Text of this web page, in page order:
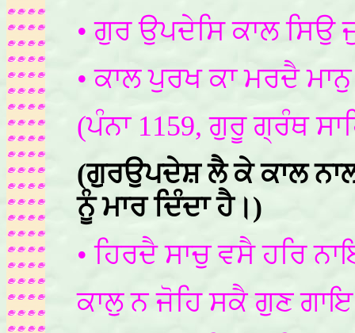
• ਗੁਰ ਉਪਦੇਸਿ ਕਾਲ ਸਿਉ
• ਕਾਲ ਪੁਰਖ ਕਾ ਮਰਦੈ
(ਪੰਨਾ 1159, ਗੁਰੂ ਗ੍ਰੰਥ
(ਗੁਰਉਪਦੇਸ਼ ਲੈ ਕੇ ਕਾਲ
ਨੂੰ ਮਾਰ ਦਿੰਦਾ ਹੈ।)
• ਹਿਰਦੈ ਸਾਚੁ ਵਸੈ ਹਰਿ
ਕਾਲੁ ਨ ਜੋਹਿ ਸਕੈ ਗੁਣ